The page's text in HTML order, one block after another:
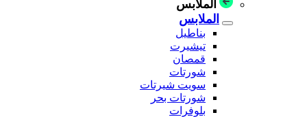
الملابس
الملابس
بناطيل
تيشيرت
قمصان
شورتات
سويت شيرتات
شورتات بحر
بلوفرات